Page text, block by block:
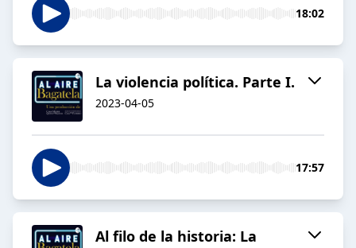
18:02
La violencia política. Parte I.
2023-04-05
17:57
Al filo de la historia: La